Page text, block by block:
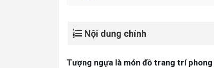
Nội dung chính
Tượng ngựa là món đồ trang trí